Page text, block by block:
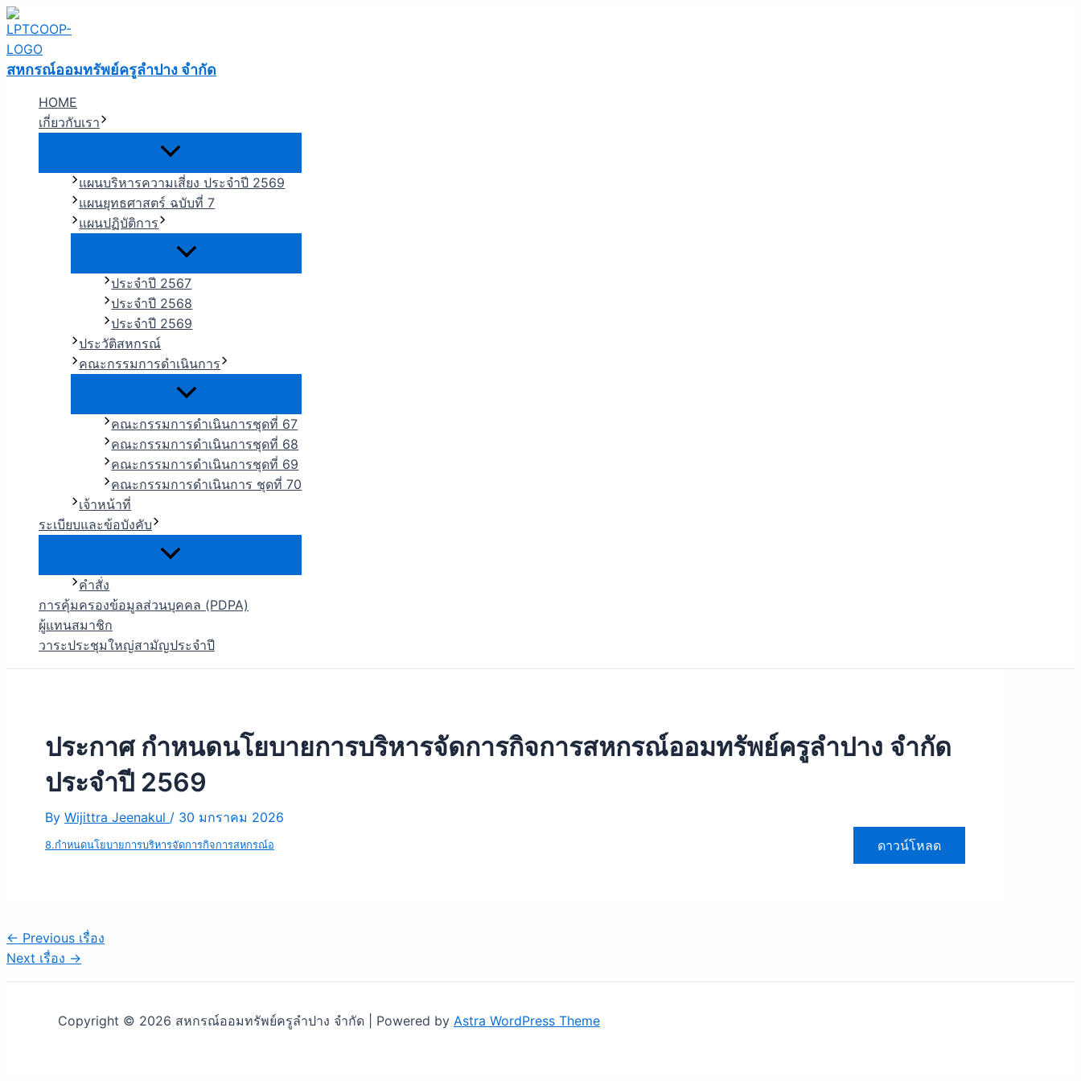
Skip
to
content
สหกรณ์ออมทรัพย์ครูลำปาง จำกัด
HOME
เกี่ยวกับเรา
แผนบริหารความเสี่ยง ประจำปี 2569
แผนยุทธศาสตร์ ฉบับที่ 7
แผนปฏิบัติการ
ประจำปี 2567
ประจำปี 2568
ประจำปี 2569
ประวัติสหกรณ์
คณะกรรมการดำเนินการ
คณะกรรมการดำเนินการชุดที่ 67
คณะกรรมการดำเนินการชุดที่ 68
คณะกรรมการดำเนินการชุดที่ 69
คณะกรรมการดำเนินการ ชุดที่ 70
เจ้าหน้าที่
ระเบียบและข้อบังคับ
คำสั่ง
การคุ้มครองข้อมูลส่วนบุคคล (PDPA)
ผู้แทนสมาชิก
วาระประชุมใหญ่สามัญประจำปี
ประกาศ กำหนดนโยบายการบริหารจัดการกิจการสหกรณ์ออมทรัพย์ครูลำปาง จำกัด
ประจำปี 2569
By Wijittra Jeenakul / 30 มกราคม 2026
8.กำหนดนโยบายการบริหารจัดการกิจการสหกรณ์อ ดาวน์โหลด
แนะแนว
เรื่อง
← Previous เรื่อง
Next เรื่อง →
Copyright © 2026 สหกรณ์ออมทรัพย์ครูลำปาง จำกัด | Powered by Astra WordPress Theme